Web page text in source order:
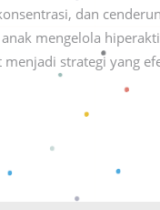
dan
mengelola
strategi yang